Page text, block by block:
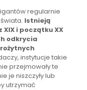
regularnie
Istnieją
i początku XX
odkrycia
instytucje takie
przejmowały te
je niszczyły lub
utrzymać